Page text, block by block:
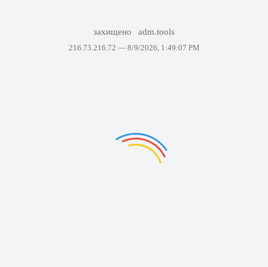
захищено adm.tools
216.73.216.72 — 8/9/2026, 1:49:07 PM